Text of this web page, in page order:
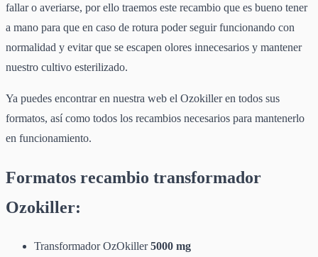
fallar o averiarse, por ello traemos este recambio que es bueno tener
a mano para que en caso de rotura poder seguir funcionando con
normalidad y evitar que se escapen olores innecesarios y mantener
nuestro cultivo esterilizado.
Ya puedes encontrar en nuestra web el Ozokiller en todos sus
formatos, así como todos los recambios necesarios para mantenerlo
en funcionamiento.
Formatos recambio transformador
Ozokiller:
Transformador OzOkiller5000 mg